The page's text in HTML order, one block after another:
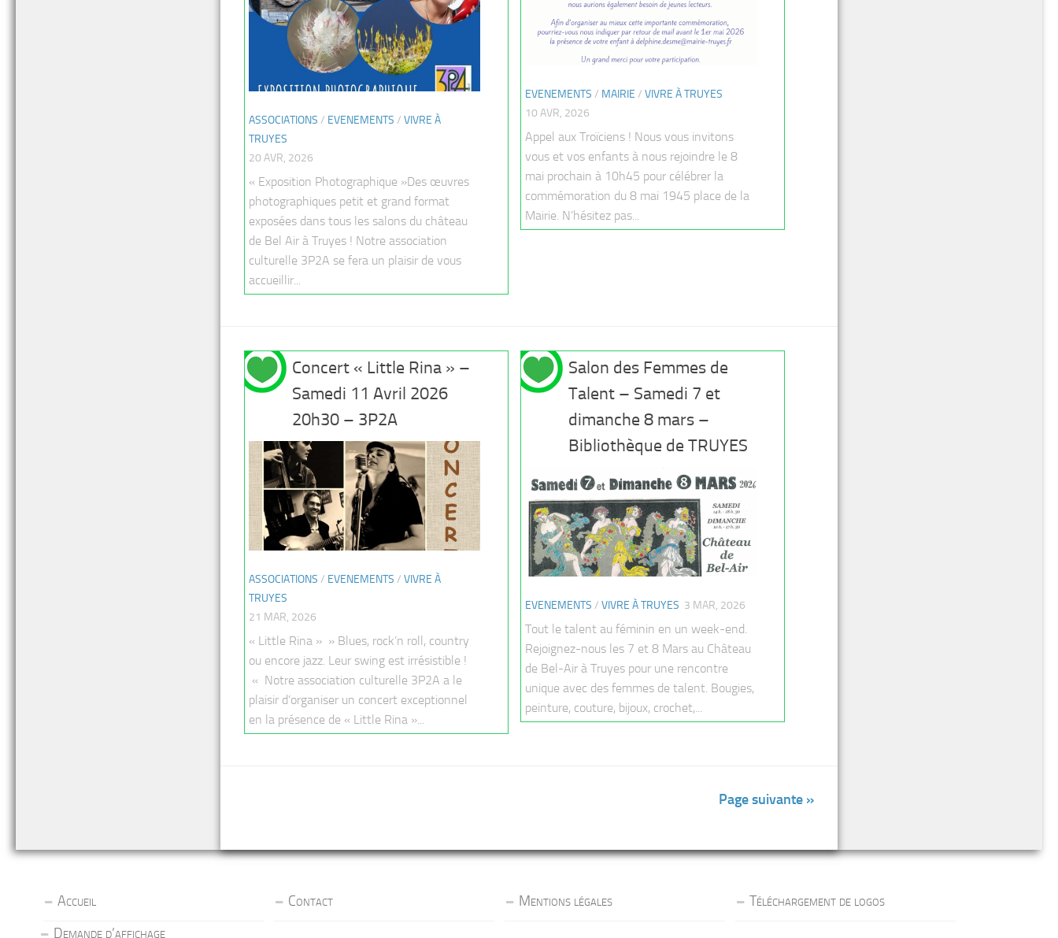
ASSOCIATIONS / EVENEMENTS / VIVRE À
TRUYES
20 AVR, 2026
« Exposition Photographique »Des œuvres
photographiques petit et grand format
exposées dans tous les salons du château
de Bel Air à Truyes ! Notre association
culturelle 3P2A se fera un plaisir de vous
accueillir...
EVENEMENTS / MAIRIE /VIVRE À TRUYES
10 AVR, 2026
Appel aux Troïciens ! Nous vous invitons
vous et vos enfants à nous rejoindre le 8
mai prochain à 10h45 pour célébrer la
commémoration du 8 mai 1945 place de la
Mairie. N’hésitez pas...
Concert « Little Rina » –
Samedi 11 Avril 2026
20h30 – 3P2A
ASSOCIATIONS / EVENEMENTS / VIVRE À
TRUYES
21 MAR, 2026
« Little Rina » » Blues, rock’n roll, country
ou encore jazz. Leur swing est irrésistible !
« Notre association culturelle 3P2A a le
plaisir d’organiser un concert exceptionnel
en la présence de « Little Rina »...
Salon des Femmes de
Talent – Samedi 7 et
dimanche 8 mars –
Bibliothèque de TRUYES
EVENEMENTS /VIVRE À TRUYES 3 MAR, 2026
Tout le talent au féminin en un week-end.
Rejoignez-nous les 7 et 8 Mars au Château
de Bel-Air à Truyes pour une rencontre
unique avec des femmes de talent. Bougies,
peinture, couture, bijoux, crochet,...
Page suivante »
Accueil Contact Mentions légales
Téléchargement de logos
Demande d’affichage